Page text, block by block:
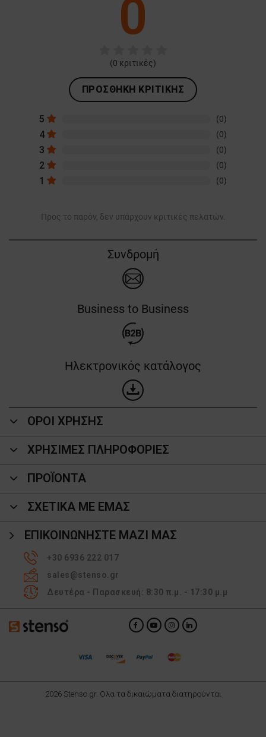
0
(0 κριτικές)
ΠΡΟΣΘΉΚΗ ΚΡΙΤΙΚΉΣ
5 (0)
4 (0)
3 (0)
2 (0)
1 (0)
Προς το παρόν, δεν υπάρχουν κριτικές πελατών.
Συνδρομή
Business to Business
Ηλεκτρονικός κατάλογος
ΟΡΟΙ ΧΡΗΣΗΣ
ΧΡΗΣΙΜΕΣ ΠΛΗΡΟΦΟΡΙΕΣ
ΠΡΟΪΌΝΤΑ
ΣΧΕΤΙΚΑ ΜΕ ΕΜΑΣ
ΕΠΙΚΟΙΝΩΝΉΣΤΕ ΜΑΖΊ ΜΑΣ
+30 6936 222 017
sales@stenso.gr
Δευτέρα - Παρασκευή: 8:30 π.μ. - 17:30 μ.μ
2026 Stenso.gr. Ολα τα δικαιώματα διατηρούνται